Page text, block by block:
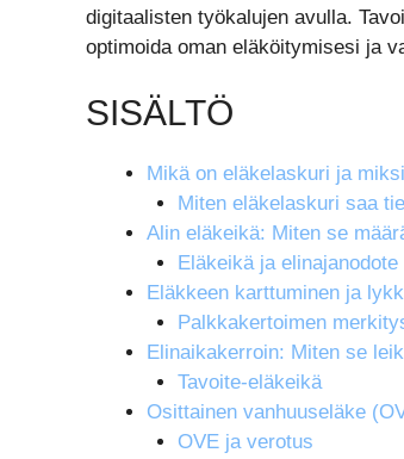
digitaalisten työkalujen avulla.
optimoida oman eläköitymisesi ja
SISÄLTÖ
Mikä on eläkelaskuri ja
Miten eläkelaskuri saa
Alin eläkeikä: Miten se
Eläkeikä ja elinajanodote
Eläkkeen karttuminen ja
Palkkakertoimen
Elinaikakerroin: Miten se
Tavoite-eläkeikä
Osittainen vanhuuseläke
OVE ja verotus